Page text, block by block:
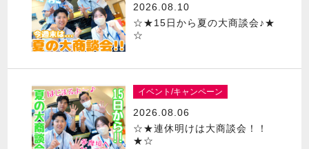
2026.08.10
☆★15日から夏の大商談会♪★
☆
イベント/キャンペーン
2026.08.06
☆★連休明けは大商談会！！
★☆